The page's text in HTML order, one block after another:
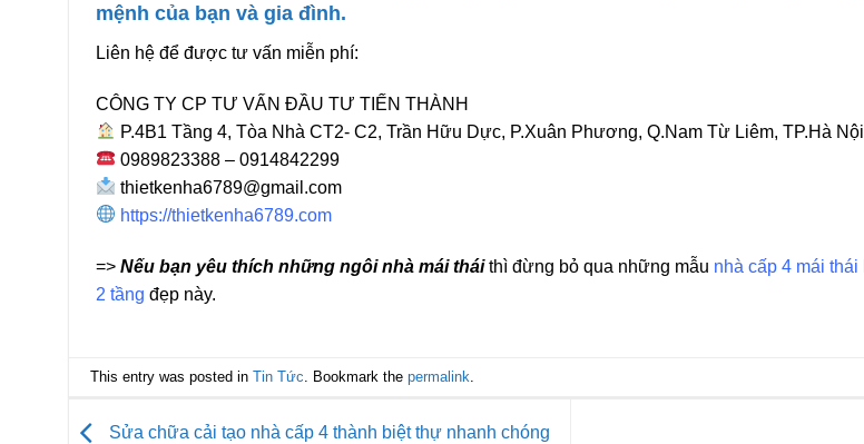
mệnh của bạn và gia đình.
Liên hệ để được tư vấn miễn phí:
CÔNG TY CP TƯ VẤN ĐẦU TƯ TIẾN THÀNH
P.4B1 Tầng 4, Tòa Nhà CT2- C2, Trần Hữu Dực, P.Xuân Phương, Q.Nam Từ Liêm, TP.Hà Nội
0989823388 – 0914842299
thietkenha6789@gmail.com
https://thietkenha6789.com
=> Nếu bạn yêu thích những ngôi nhà mái tháithì đừng bỏ qua những mẫu nhà cấp 4 mái thái
2 tầng đẹp này.
This entry was posted inTin Tức . Bookmark thepermalink
Sửa chữa cải tạo nhà cấp 4 thành biệt thự nhanh chóng